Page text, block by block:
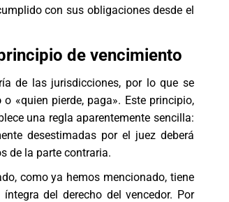
con sus obligaciones desde el
de vencimiento
de las jurisdicciones, por lo que se
o «quien pierde, paga». Este principio,
una regla aparentemente sencilla:
desestimadas por el juez deberá
de la parte contraria.
como ya hemos mencionado, tiene
del derecho del vencedor. Por